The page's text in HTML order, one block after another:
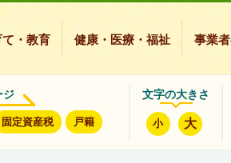
て・教育 健康・医療・福祉 事業
ジ
固定資産税 戸籍
文字の大きさ
小 大